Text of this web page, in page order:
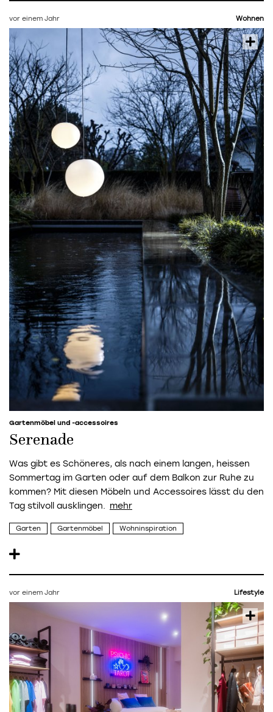
vor einem Jahr Wohnen
Gartenmöbel und -accessoires
Serenade
Was gibt es Schöneres, als nach einem langen, heissen
Sommertag im Garten oder auf dem Balkon zur Ruhe zu
kommen? Mit diesen Möbeln und Accessoires lässt du den
Tag stilvoll ausklingen.
Garten Gartenmöbel Wohninspiration
vor einem Jahr Lifestyle